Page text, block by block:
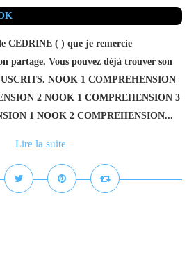
CEDRINE ( ) que je remercie
partage. Vous pouvez déjà trouver son
NOOK 1 COMPREHENSION
2 NOOK 1 COMPREHENSION 3
1 NOOK 2 COMPREHENSION...
Lire la suite